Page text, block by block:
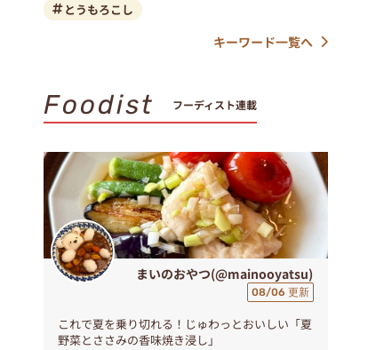
とうもろこし
キーワード一覧へ
Foodist フーディスト連載
まいのおやつ(@mainooyatsu)
08/06 更新
これで夏を乗り切れる！じゅわっとおいしい「夏
野菜とささみの香味焼き浸し」